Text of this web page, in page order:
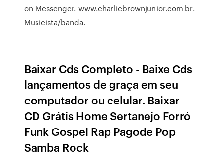
on Messenger. www.charliebrownjunior.com.br.
Musicista/banda.
Baixar Cds Completo - Baixe Cds
lançamentos de graça em seu
computador ou celular. Baixar
CD Grátis Home Sertanejo Forró
Funk Gospel Rap Pagode Pop
Samba Rock